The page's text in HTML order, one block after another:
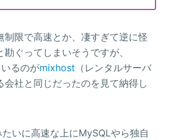
制限で高速とか、凄すぎて逆に怪
ぐってしまいそうですが、
るのがmixhost （レンタルサーバ
会社と同じだったのを見て納得し
たいに高速な上にMySQLやら独自